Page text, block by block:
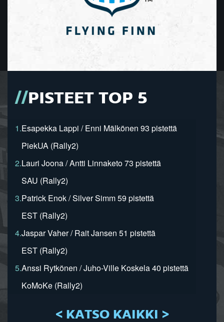
PISTEET TOP 5
1.Esapekka Lappi / Enni Mälkönen 93 pistettä
PiekUA (Rally2)
2.Lauri Joona / Antti Linnaketo 73 pistettä
SAU (Rally2)
3.Patrick Enok / Silver Simm 59 pistettä
EST (Rally2)
4.Jaspar Vaher / Rait Jansen 51 pistettä
EST (Rally2)
5.Anssi Rytkönen / Juho-Ville Koskela 40 pistettä
KoMoKe (Rally2)
< KATSO KAIKKI >